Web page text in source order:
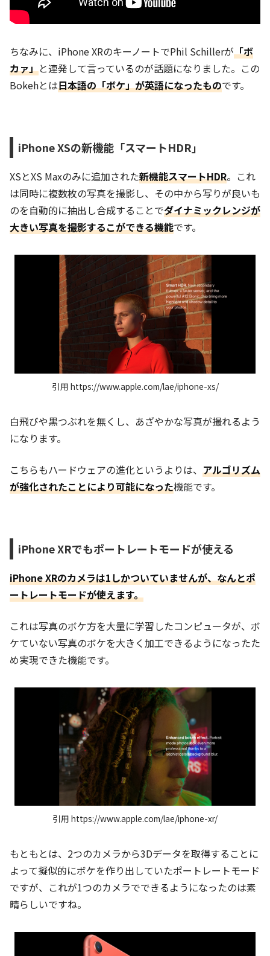
ちなみに、iPhone XRのキーノートでPhil Schillerが「ボ
カァ」と連発して言っているのが話題になりました。この
Bokehとは日本語の「ボケ」が英語になったものです。
iPhone XSの新機能「スマートHDR」
XSとXS Maxのみに追加された新機能スマートHDR。これ
は同時に複数枚の写真を撮影し、その中から写りが良いも
のを自動的に抽出し合成することでダイナミックレンジが
大きい写真を撮影するこができる機能です。
引用 https://www.apple.com/lae/iphone-xs/
白飛びや黒つぶれを無くし、あざやかな写真が撮れるよう
になります。
こちらもハードウェアの進化というよりは、 アルゴリズム
が強化されたことにより可能になった機能です。
iPhone XRでもポートレートモードが使える
iPhone XRのカメラは1しかついていませんが、なんとポ
ートレートモードが使えます。
これは写真のボケ方を大量に学習したコンピュータが、ボ
ケていない写真のボケを大きく加工できるようになったた
め実現できた機能です。
引用 https://www.apple.com/lae/iphone-xr/
もともとは、2つのカメラから3Dデータを取得することに
よって擬似的にボケを作り出していたポートレートモード
ですが、これが1つのカメラでできるようになったのは素
晴らしいですね。